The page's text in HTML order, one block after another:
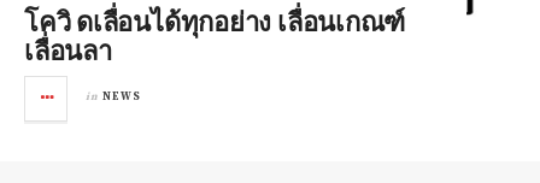
โควิ ดเลื่อนได้ทุกอย่าง เลื่อนเกณฑ์
เลื่อนลา
in NEWS